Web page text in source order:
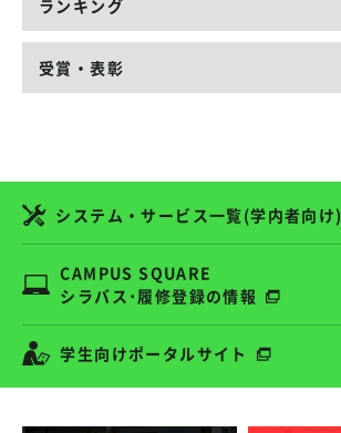
ランキング
受賞・表彰
システム・サービス一覧(学内者向け)
CAMPUS SQUARE
シラバス･履修登録の情報
学生向けポータルサイト